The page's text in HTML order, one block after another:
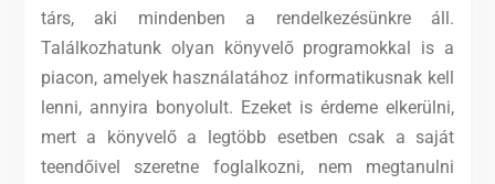
társ, aki mindenben a rendelkezésünkre áll.
Találkozhatunk olyan könyvelő programokkal is a
piacon, amelyek használatához informatikusnak kell
lenni, annyira bonyolult. Ezeket is érdeme elkerülni,
mert a könyvelő a legtöbb esetben csak a saját
teendőivel szeretne foglalkozni, nem megtanulni